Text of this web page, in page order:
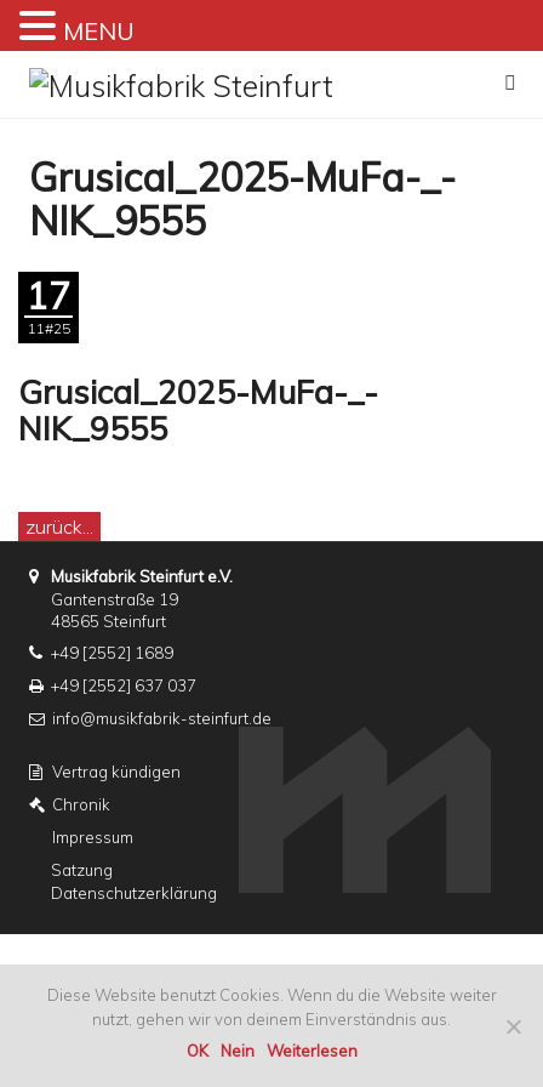
Zum
Inhalt
Grusical_2025-MuFa-_-
NIK_9555
17
11#25
Grusical_2025-MuFa-_-
NIK_9555
zurück...
Musikfabrik Steinfurt e.V.
Gantenstraße 19
48565 Steinfurt
+49 [2552] 1689
+49 [2552] 637 037
info@musikfabrik-steinfurt.de
Vertrag kündigen
Chronik
Impressum
Satzung
Datenschutzerklärung
MENU
Diese Website benutzt Cookies. Wenn du die Website weiter
nutzt, gehen wir von deinem Einverständnis aus.
OK
Nein Weiterlesen